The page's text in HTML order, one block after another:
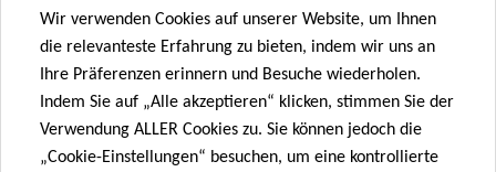
Wir verwenden Cookies auf unserer Website, um Ihnen
die relevanteste Erfahrung zu bieten, indem wir uns an
Ihre Präferenzen erinnern und Besuche wiederholen.
Indem Sie auf „Alle akzeptieren“ klicken, stimmen Sie der
Verwendung ALLER Cookies zu. Sie können jedoch die
„Cookie-Einstellungen“ besuchen, um eine kontrollierte